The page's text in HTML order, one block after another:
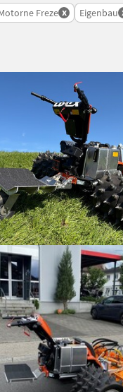
Freze x Eigenbau